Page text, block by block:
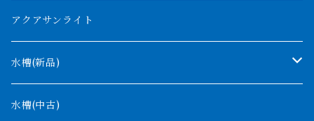
コンゴ
タンガニーカ
ウィークシー
モケレンベンベ
デルヘッジ
アクアサンライト
水槽(新品)
1200mm以下
水槽(中古)